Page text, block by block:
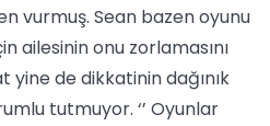
vurmuş. Sean bazen oyunu
ailesinin onu zorlamasını
de dikkatinin dağınık
tutmuyor. ‘’ Oyunlar